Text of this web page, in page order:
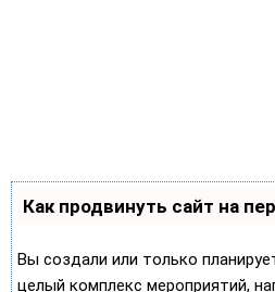
Как продвинуть сайт на
Вы создали или только
целый комплекс мероприятий,